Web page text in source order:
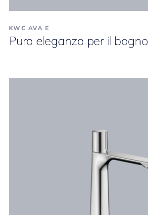
KWC AVA E
Pura eleganza per il bagno